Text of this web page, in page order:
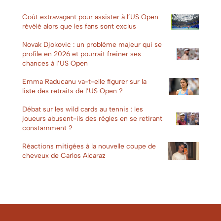
Coût extravagant pour assister à l’US Open
révélé alors que les fans sont exclus
Novak Djokovic : un problème majeur qui se
profile en 2026 et pourrait freiner ses
chances à l’US Open
Emma Raducanu va-t-elle figurer sur la
liste des retraits de l’US Open ?
Débat sur les wild cards au tennis : les
joueurs abusent-ils des règles en se retirant
constamment ?
Réactions mitigées à la nouvelle coupe de
cheveux de Carlos Alcaraz